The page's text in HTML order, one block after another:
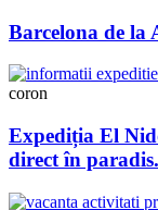
Barcelona de la
coron
Expediția El
direct în